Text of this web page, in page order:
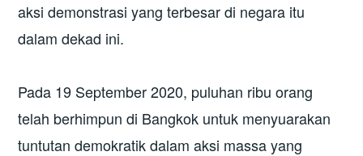
aksi demonstrasi yang terbesar di negara itu
dalam dekad ini.
Pada 19 September 2020, puluhan ribu orang
telah berhimpun di Bangkok untuk menyuarakan
tuntutan demokratik dalam aksi massa yang